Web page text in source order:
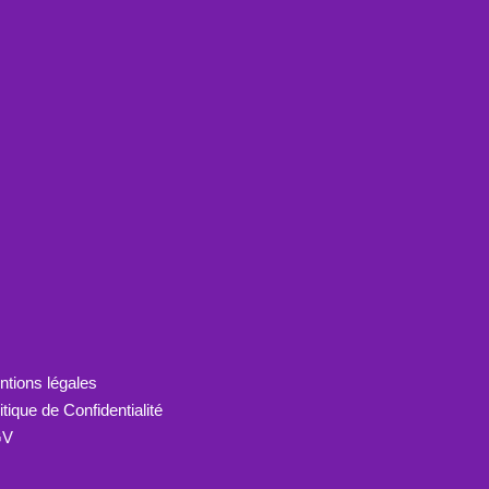
légales
de Confidentialité